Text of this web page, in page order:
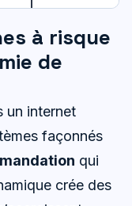
à risque
de
un internet
façonnés
qui
crée des